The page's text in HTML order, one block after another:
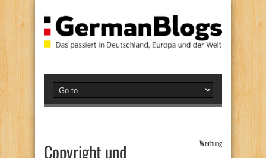
Copyright und
Werbung